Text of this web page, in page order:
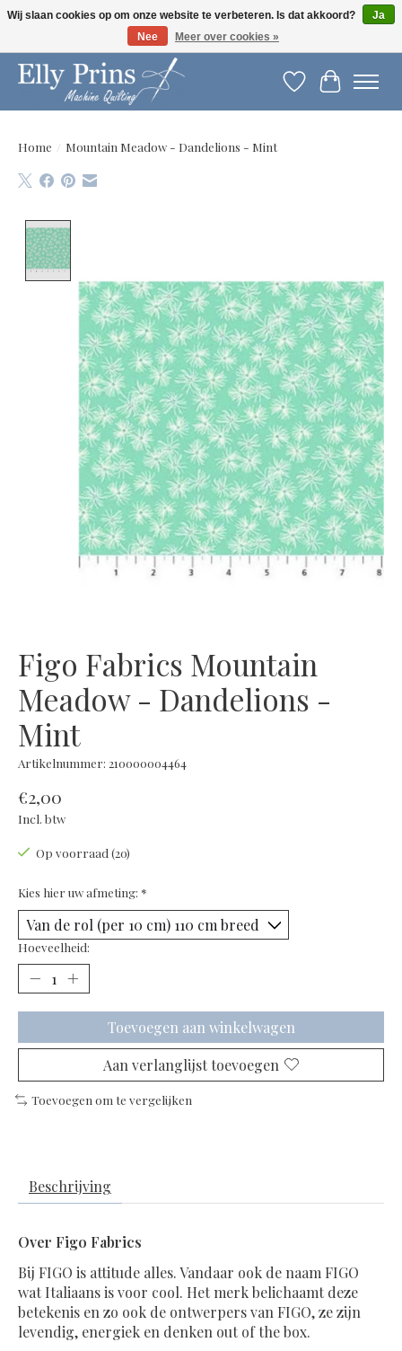
Let op: gewijzigde openingstijden!
Verlanglijst
Home / Mountain Meadow - Dandelions - Mint
Figo Fabrics Mountain
Meadow - Dandelions -
Mint
Artikelnummer: 210000004464
€2,00
Incl. btw
Op voorraad (20)
Kies hier uw afmeting: *
Hoeveelheid:
Toevoegen aan winkelwagen
Aan verlanglijst toevoegen
Toevoegen om te vergelijken
Beschrijving
Over Figo Fabrics
Bij FIGO is attitude alles. Vandaar ook de naam FIGO
wat Italiaans is voor cool. Het merk belichaamt deze
betekenis en zo ook de ontwerpers van FIGO, ze zijn
levendig, energiek en denken out of the box.
Wij slaan cookies op om onze website te verbeteren. Is dat akkoord?
Ja
Nee
Meer over cookies »